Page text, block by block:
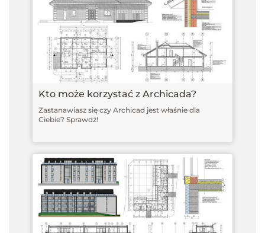
Kto może korzystać z Archicada?
Zastanawiasz się czy Archicad jest właśnie dla
Ciebie? Sprawdź!